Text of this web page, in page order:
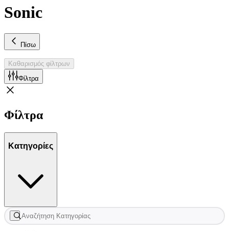
Sonic
Πίσω
Καθαρισμός φίλτρων
Φίλτρα
Φίλτρα
Κατηγορίες